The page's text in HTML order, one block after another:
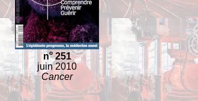
no251
juin 2010
Cancer